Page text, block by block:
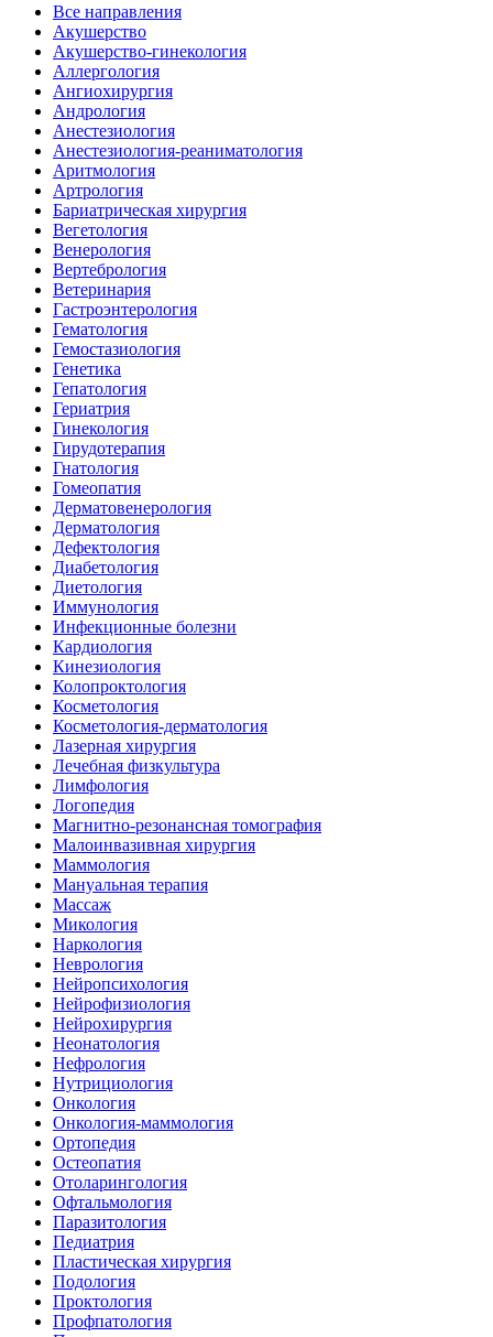
Все направления
Акушерство
Акушерство-гинекология
Аллергология
Ангиохирургия
Андрология
Анестезиология
Анестезиология-реаниматология
Аритмология
Артрология
Бариатрическая хирургия
Вегетология
Венерология
Вертебрология
Ветеринария
Гастроэнтерология
Гематология
Гемостазиология
Генетика
Гепатология
Гериатрия
Гинекология
Гирудотерапия
Гнатология
Гомеопатия
Дерматовенерология
Дерматология
Дефектология
Диабетология
Диетология
Иммунология
Инфекционные болезни
Кардиология
Кинезиология
Колопроктология
Косметология
Косметология-дерматология
Лазерная хирургия
Лечебная физкультура
Лимфология
Логопедия
Магнитно-резонансная томография
Малоинвазивная хирургия
Маммология
Мануальная терапия
Массаж
Микология
Наркология
Неврология
Нейропсихология
Нейрофизиология
Нейрохирургия
Неонатология
Нефрология
Нутрициология
Онкология
Онкология-маммология
Ортопедия
Остеопатия
Отоларингология
Офтальмология
Паразитология
Педиатрия
Пластическая хирургия
Подология
Проктология
Профпатология